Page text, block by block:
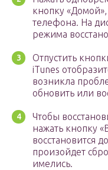
кнопку
телефона. На
режима
Отпустить
iTunes
возникла
обновить или
Чтобы
нажать кнопку
восстановится
произойдет
имелись.